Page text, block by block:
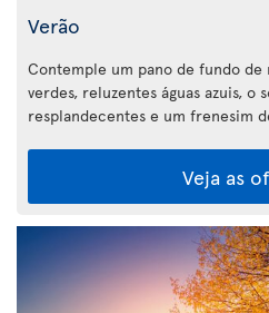
Verão
Contemple um pano de fundo de
verdes, reluzentes águas azuis,
resplandecentes e um frenesim
Veja as